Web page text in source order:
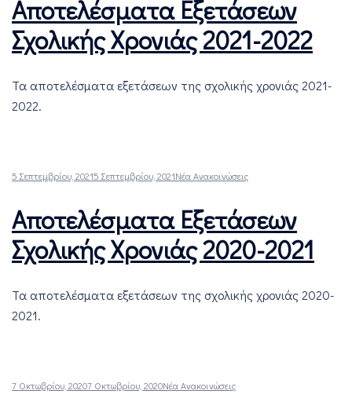
Αποτελέσματα Εξετάσεων
Σχολικής Χρονιάς 2021-2022
Τα αποτελέσματα εξετάσεων της σχολικής χρονιάς 2021-
2022.
5 Σεπτεμβρίου, 20215 Σεπτεμβρίου, 2021Νέα Ανακοινώσεις
Αποτελέσματα Εξετάσεων
Σχολικής Χρονιάς 2020-2021
Τα αποτελέσματα εξετάσεων της σχολικής χρονιάς 2020-
2021.
7 Οκτωβρίου, 20207 Οκτωβρίου, 2020Νέα Ανακοινώσεις